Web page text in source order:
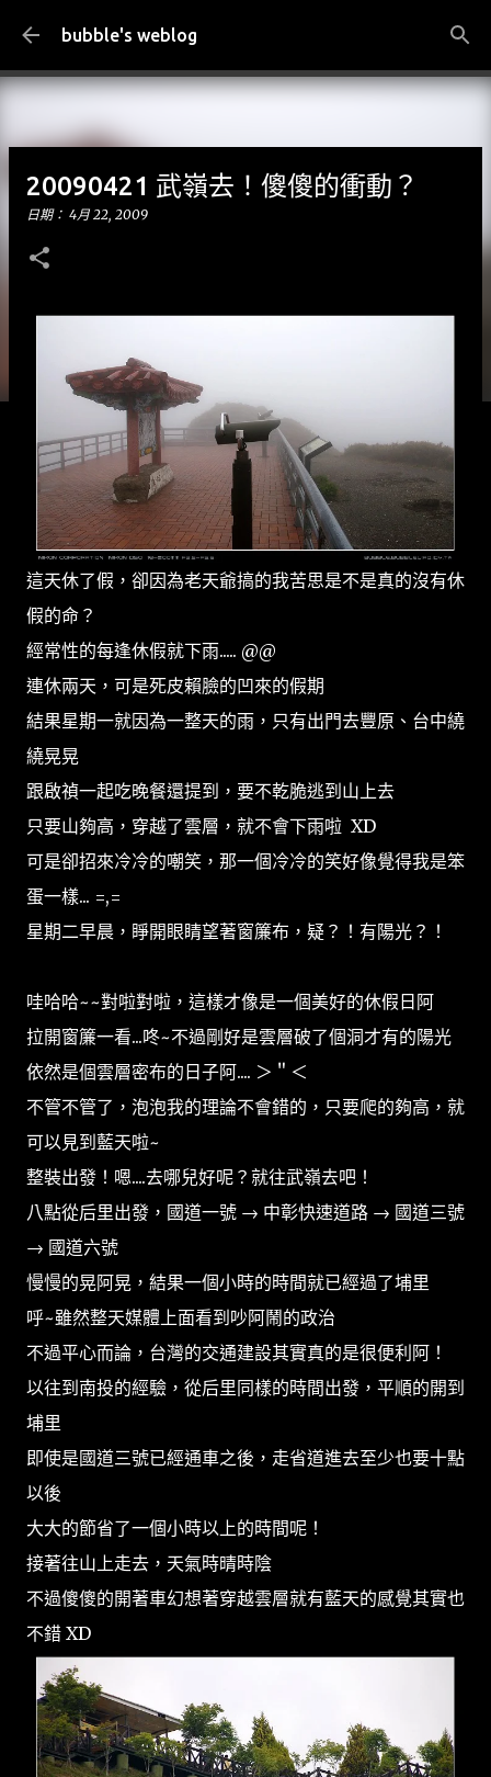
跳到主要內容
bubble's weblog
20090421 武嶺去！傻傻的衝動？
日期： 4月 22, 2009
這天休了假，卻因為老天爺搞的我苦思是不是真的沒有休
假的命？
經常性的每逢休假就下雨..... @@
連休兩天，可是死皮賴臉的凹來的假期
結果星期一就因為一整天的雨，只有出門去豐原、台中繞
繞晃晃
跟啟禎一起吃晚餐還提到，要不乾脆逃到山上去
只要山夠高，穿越了雲層，就不會下雨啦 XD
可是卻招來冷冷的嘲笑，那一個冷冷的笑好像覺得我是笨
蛋一樣... =,=
星期二早晨，睜開眼睛望著窗簾布，疑？！有陽光？！
哇哈哈~~對啦對啦，這樣才像是一個美好的休假日阿
拉開窗簾一看...咚~不過剛好是雲層破了個洞才有的陽光
依然是個雲層密布的日子阿.... ＞＂＜
不管不管了，泡泡我的理論不會錯的，只要爬的夠高，就
可以見到藍天啦~
整裝出發！嗯....去哪兒好呢？就往武嶺去吧！
八點從后里出發，國道一號 → 中彰快速道路 → 國道三號
→ 國道六號
慢慢的晃阿晃，結果一個小時的時間就已經過了埔里
呼~雖然整天媒體上面看到吵阿鬧的政治
不過平心而論，台灣的交通建設其實真的是很便利阿！
以往到南投的經驗，從后里同樣的時間出發，平順的開到
埔里
即使是國道三號已經通車之後，走省道進去至少也要十點
以後
大大的節省了一個小時以上的時間呢！
接著往山上走去，天氣時晴時陰
不過傻傻的開著車幻想著穿越雲層就有藍天的感覺其實也
不錯 XD